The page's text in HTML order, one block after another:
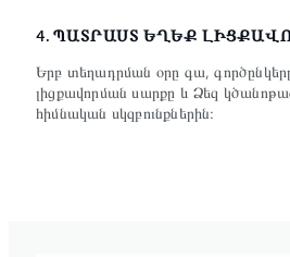
4. ՊԱՏՐԱՍՏ ԵՂԵՔ
Երբ տեղադրման օրը գա,
լիցքավորման սարքը և Ձեզ
հիմնական սկզբունքներին։